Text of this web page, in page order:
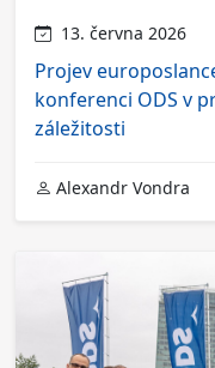
13. června 2026
Projev
konferenci ODS v
záležitosti
Alexandr Vondra